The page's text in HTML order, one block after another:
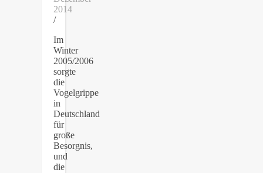
2014
/
Im
Winter
2005/2006
sorgte
die
Vogelgrippe
in
Deutschland
für
große
Besorgnis,
und
die